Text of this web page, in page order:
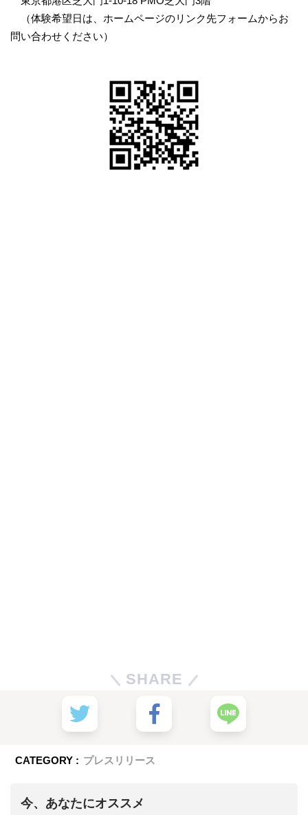
（体験希望日は、ホームページのリンク先フォームからお
問い合わせください）
SHARE
CATEGORY : プレスリリース
今、あなたにオススメ